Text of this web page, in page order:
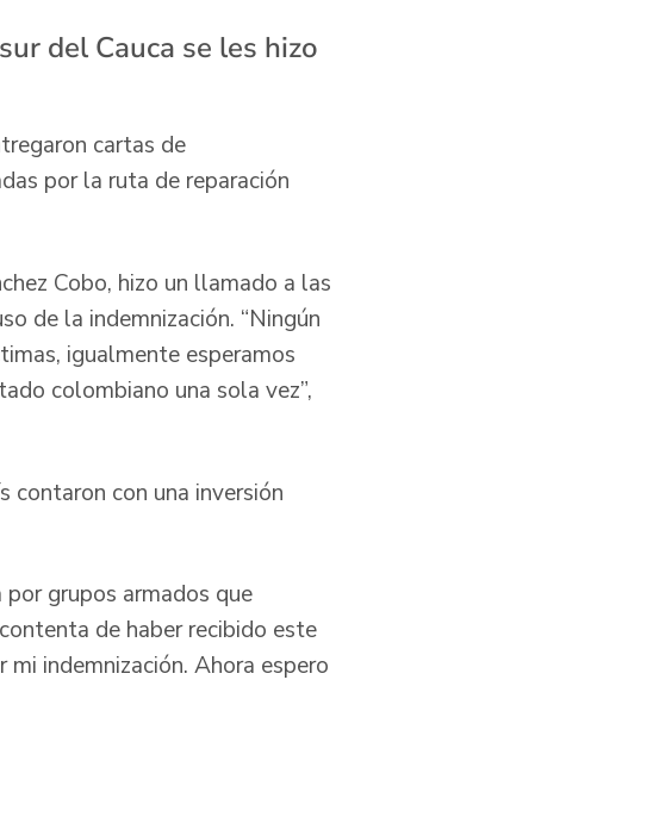
del Cauca se les hizo
cartas de
por la ruta de reparación
Cobo, hizo un llamado a las
de la indemnización. “Ningún
igualmente esperamos
colombiano una sola vez”,
contaron con una inversión
grupos armados que
de haber recibido este
indemnización. Ahora espero